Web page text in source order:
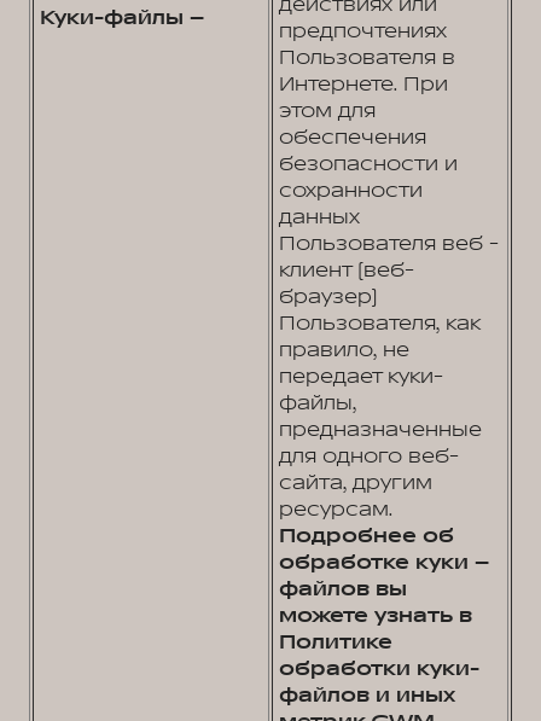
Куки-файлы –
предпочтениях
Пользователя в
Интернете. При
этом для
обеспечения
безопасности и
сохранности
данных
Пользователя веб -
клиент (веб-
браузер)
Пользователя, как
правило, не
передает куки-
файлы,
предназначенные
для одного веб-
сайта, другим
ресурсам.
Подробнее об
обработке куки –
файлов вы
можете узнать в
Политике
обработки куки-
файлов и иных